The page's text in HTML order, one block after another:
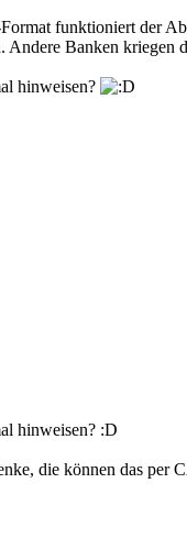
funktioniert der
Andere Banken kriegen
hinweisen?
hinweisen? :D
die können das